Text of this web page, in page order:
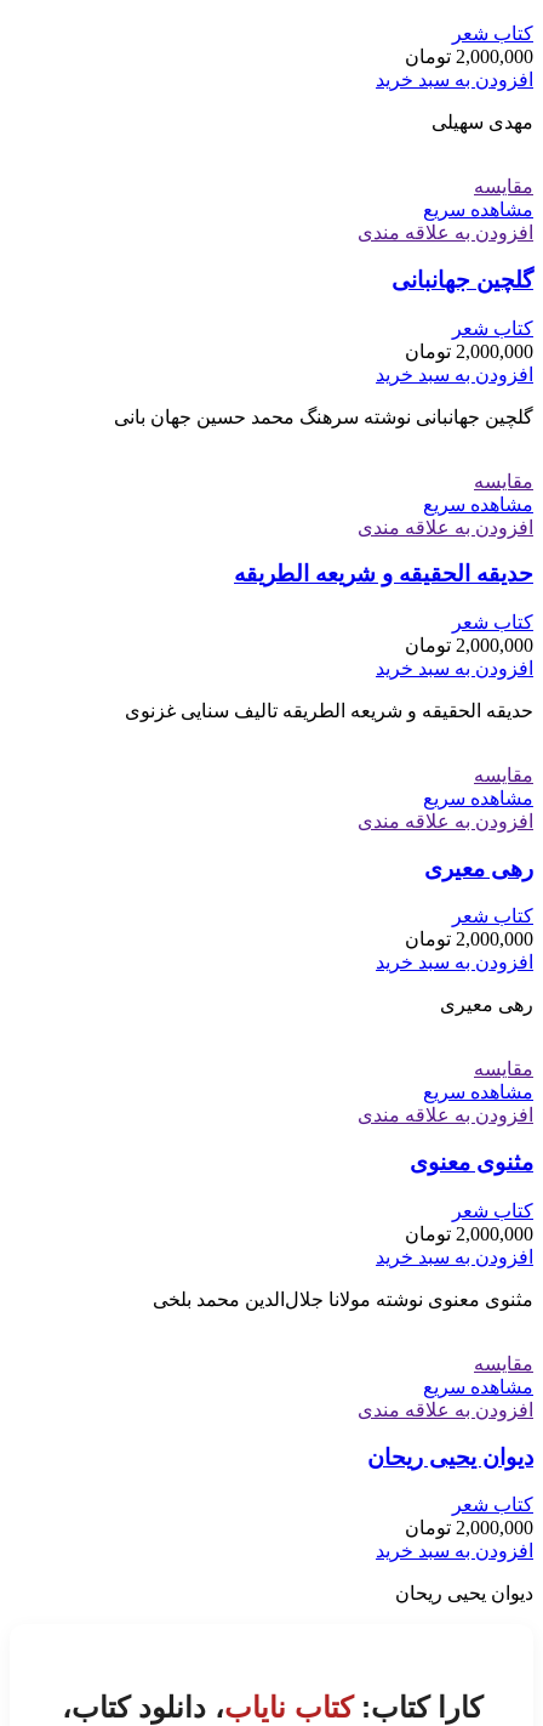
کتاب شعر
2,000,000 تومان
افزودن به سبد خرید
مهدی سهیلی
مقایسه
مشاهده سریع
افزودن به علاقه مندی
گلچین جهانبانی
کتاب شعر
2,000,000 تومان
افزودن به سبد خرید
گلچین جهانبانی نوشته سرهنگ محمد حسین جهان بانی
مقایسه
مشاهده سریع
افزودن به علاقه مندی
حدیقه الحقیقه و شریعه الطریقه
کتاب شعر
2,000,000 تومان
افزودن به سبد خرید
حدیقه الحقیقه و شریعه الطریقه تالیف سنایی غزنوی
مقایسه
مشاهده سریع
افزودن به علاقه مندی
رهی معیری
کتاب شعر
2,000,000 تومان
افزودن به سبد خرید
رهی معیری
مقایسه
مشاهده سریع
افزودن به علاقه مندی
مثنوی معنوی
کتاب شعر
2,000,000 تومان
افزودن به سبد خرید
مثنوی معنوی نوشته مولانا جلال‌الدین محمد بلخی
مقایسه
مشاهده سریع
افزودن به علاقه مندی
دیوان یحیی ریحان
کتاب شعر
2,000,000 تومان
افزودن به سبد خرید
دیوان یحیی ریحان
کارا کتاب:کتاب نایاب، دانلود کتاب،